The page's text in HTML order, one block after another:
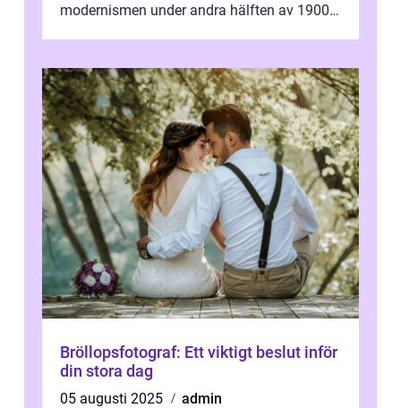
modernismen under andra hälften av 1900-
Bröllopsfotograf: Ett viktigt beslut inför
din stora dag
05 augusti 2025
admin